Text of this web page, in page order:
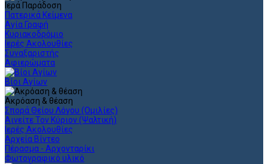
Ιερά Παράδοση
Πατερικά Κείμενα
Αγία Γραφή
Κυριακοδρόμιο
Ιερές Ακολουθίες
Συναξαριστής
Αφιερώματα
Βίοι Αγίων
Ακρόαση & θέαση
Σπορά Θείου Λόγου (Ομιλίες)
Αινείτε Τον Κύριον (Ψαλτική)
Ιερές Ακολουθίες
Αρχεία Βίντεο
Πέρασμα - Αρχονταρίκι
Φωτογραφικό υλικό